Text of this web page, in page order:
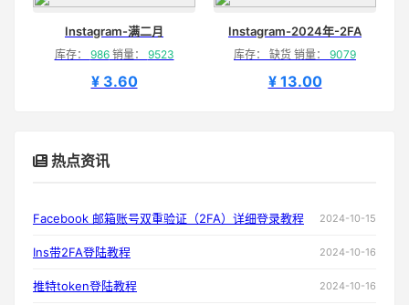
Instagram-满二月
库存： 986销量： 9523
¥ 3.60
Instagram-2024年-2FA
库存： 缺货 销量： 9079
¥ 13.00
热点资讯
Facebook 邮箱账号双重验证（2FA）详细登录教程 2024-10-15
Ins带2FA登陆教程 2024-10-16
推特token登陆教程 2024-10-16